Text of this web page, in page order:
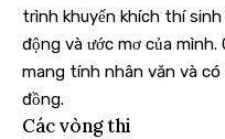
trình khuyến khích thí
động và ước mơ của
mang tính nhân văn và
đồng.
Các vòng thi